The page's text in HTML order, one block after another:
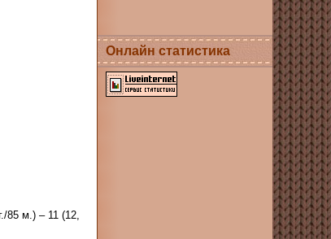
85 м.) – 11 (12,
Онлайн статистика